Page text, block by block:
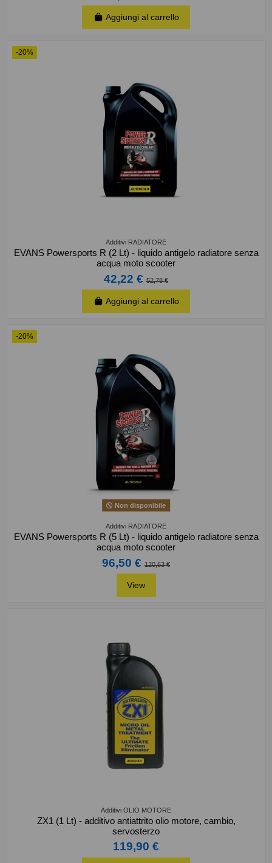
Aggiungi al carrello
-20%
Additivi RADIATORE
EVANS Powersports R (2 Lt) - liquido antigelo radiatore senza
acqua moto scooter
42,22 € 52,78 €
Aggiungi al carrello
-20%
Non disponibile
Additivi RADIATORE
EVANS Powersports R (5 Lt) - liquido antigelo radiatore senza
acqua moto scooter
96,50 € 120,63 €
View
Additivi OLIO MOTORE
ZX1 (1 Lt) - additivo antiattrito olio motore, cambio,
servosterzo
119,90 €